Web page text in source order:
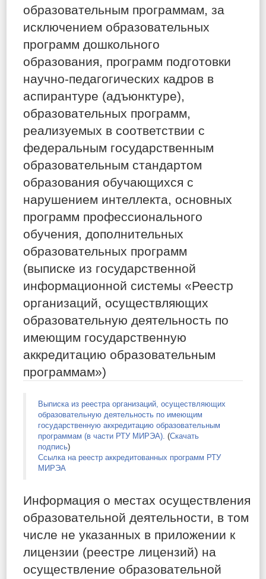
образовательным программам, за
исключением образовательных
программ дошкольного
образования, программ подготовки
научно-педагогических кадров в
аспирантуре (адъюнктуре),
образовательных программ,
реализуемых в соответствии с
федеральным государственным
образовательным стандартом
образования обучающихся с
нарушением интеллекта, основных
программ профессионального
обучения, дополнительных
образовательных программ
(выписке из государственной
информационной системы «Реестр
организаций, осуществляющих
образовательную деятельность по
имеющим государственную
аккредитацию образовательным
программам»)
Выписка из реестра организаций, осуществляющих
образовательную деятельность по имеющим
государственную аккредитацию образовательным
программам (в части РТУ МИРЭА). (Скачать
подпись)
Ссылка на реестр аккредитованных программ РТУ
МИРЭА
Информация о местах осуществления
образовательной деятельности, в том
числе не указанных в приложении к
лицензии (реестре лицензий) на
осуществление образовательной